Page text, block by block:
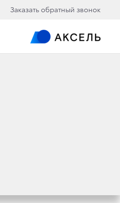
Заказать обратный звонок
ГОДА